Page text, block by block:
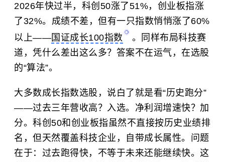
2026年快过半，科创50涨了51%，创业板指涨
了32%。成绩不差，但有一只指数悄悄涨了60%
以上——国证成长100指数
。同样布局科技赛
道，凭什么差出这么多？答案不在运气，在选股
的“算法”。
大多数成长指数选股，说白了就是看“历史跑分”
——过去三年营收高？入选。净利润增速快？加
分。科创50和创业板指虽然不直接按历史业绩排
名，但天然覆盖科技企业，自带成长属性。问题
在于：过去跑得快，不等于未来还能继续快。这